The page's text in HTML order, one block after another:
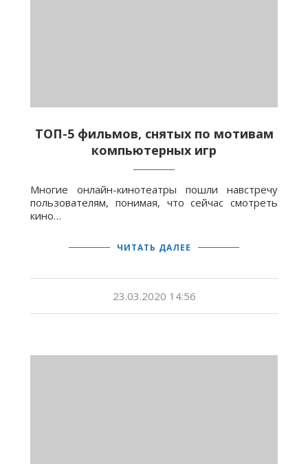
ТОП-5 фильмов, снятых по мотивам
компьютерных игр
Многие онлайн-кинотеатры пошли навстречу
пользователям, понимая, что сейчас смотреть
кино…
ЧИТАТЬ ДАЛЕЕ
23.03.2020 14:56